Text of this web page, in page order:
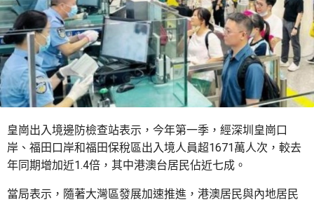
皇崗出入境邊防檢查站表示，今年第一季，經深圳皇崗口
岸、福田口岸和福田保稅區出入境人員超1671萬人次，較去
年同期增加近1.4倍，其中港澳台居民佔近七成。
當局表示，隨著大灣區發展加速推進，港澳居民與內地居民